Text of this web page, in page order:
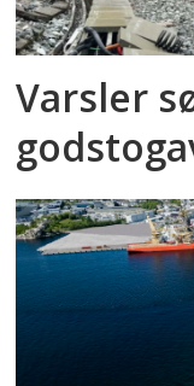
Varsler